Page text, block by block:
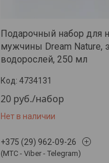
Подарочный набор для
мужчины Dream Nature,
водорослей, 250 мл
4734131
20 руб./набор
Нет в наличии
+375 (29) 962-09-26
(МТС - Viber - Telegram)